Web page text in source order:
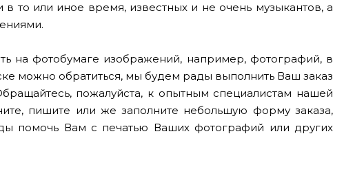
то или иное время, известных и не очень музыкантов, а
на фотобумаге изображений, например, фотографий, в
можно обратиться, мы будем рады выполнить Ваш заказ
пожалуйста, к опытным специалистам нашей
пишите или же заполните небольшую форму заказа,
помочь Вам с печатью Ваших фотографий или других